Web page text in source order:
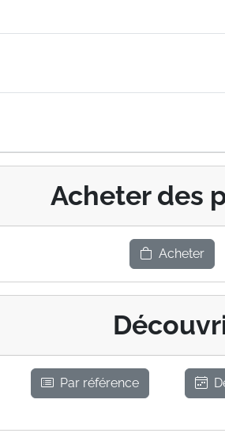
Acheter des
Acheter
Par référence